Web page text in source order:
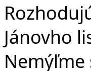
Jánovho